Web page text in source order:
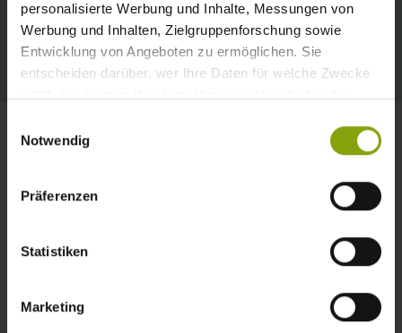
personalisierte Werbung und Inhalte, Messungen von
Werbung und Inhalten, Zielgruppenforschung sowie
Entwicklung von Angeboten zu ermöglichen. Sie
entscheiden darüber, wer Ihre Daten für welche Zwecke
Trigger Symbol ändern oder widerrufen
Informationen über Ihre geografische Lage
können
bestimmten Merkmalen (Fingerprinting) identifizieren
Erfahren Sie mehr darüber, wie Ihre persönlichen Daten
Notwendig
Präferenzen
Statistiken
Marketing
Für Sie, die mieten möchten
WOHNWAGEN